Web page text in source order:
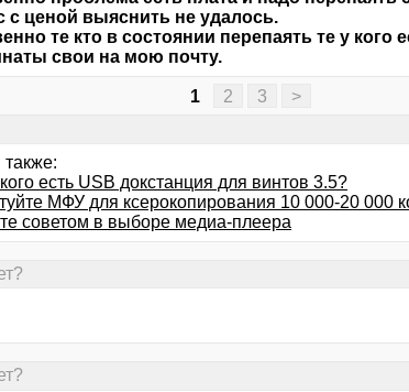
с ценой выяснить не удалось.
те кто в состоянии перепаять те у
свои на мою почту.
1 2 3 >
есть USB докстанция для винтов 3.5?
МФУ для ксерокопирования 10 000-20 000
советом в выборе медиа-плеера